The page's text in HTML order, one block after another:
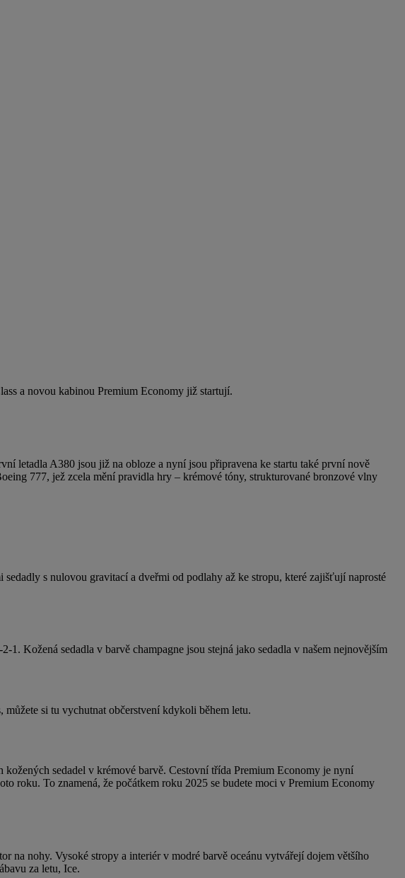
a novou kabinou Premium Economy již startují.
letadla A380 jsou již na obloze a nyní jsou připravena ke startu také první nově
777, jež zcela mění pravidla hry – krémové tóny, strukturované bronzové vlny
s nulovou gravitací a dveřmi od podlahy až ke stropu, které zajišťují naprosté
Kožená sedadla v barvě champagne jsou stejná jako sedadla v našem nejnovějším
si tu vychutnat občerstvení kdykoli během letu.
sedadel v krémové barvě. Cestovní třída Premium Economy je nyní
roku. To znamená, že počátkem roku 2025 se budete moci v Premium Economy
na nohy. Vysoké stropy a interiér v modré barvě oceánu vytvářejí dojem většího
za letu, Ice.